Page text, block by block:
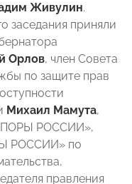
Живулин.
заседания приняли
Орлов, член Совета
по защите прав
Михаил Мамута,
РОССИИ»,
РОССИИ» по
правления